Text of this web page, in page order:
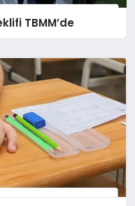
TBMM’de